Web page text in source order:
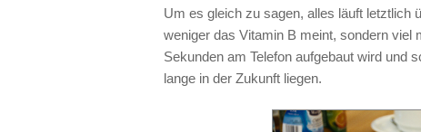
Um es gleich zu sagen, alles läuft letztlich
weniger das Vitamin B meint, sondern viel
Sekunden am Telefon aufgebaut wird und
lange in der Zukunft liegen.